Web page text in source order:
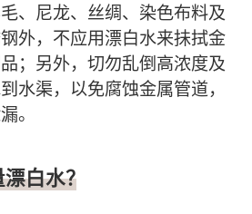
、尼龙、丝绸、染色布料及
外，不应用漂白水来抺拭金
；另外，切勿乱倒高浓度及
水渠，以免腐蚀金属管道，
。
白水？